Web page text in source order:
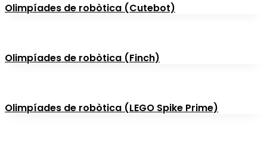
Olimpíades de robòtica (Cutebot)
Olimpíades de robòtica (Finch)
Olimpíades de robòtica (LEGO Spike Prime)